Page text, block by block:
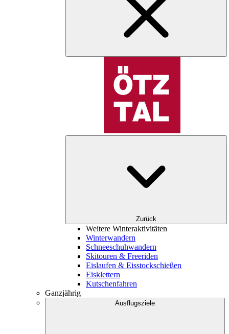
Zurück
Weitere Winteraktivitäten
Winterwandern
Schneeschuhwandern
Skitouren & Freeriden
Eislaufen & Eisstockschießen
Eisklettern
Kutschenfahren
Ganzjährig
Ausflugsziele